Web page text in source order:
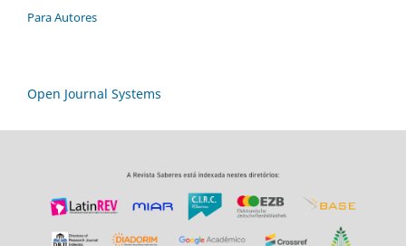
Para Autores
Open Journal Systems